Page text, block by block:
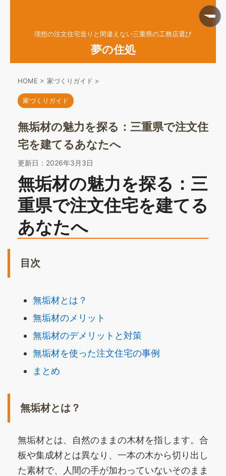
理想の注文住宅造りと間違えない三重県の工務店選び
夢の住処
HOME > 家づくりガイド >
家づくりガイド
無垢材の魅力を探る：三重県で注文住
宅を建てるあなたへ
更新日： 2026年3月3日
無垢材の魅力を探る：三
重県で注文住宅を建てる
あなたへ
目次
無垢材とは？
無垢材のメリット
無垢材のデメリットと対策
無垢材を使った注文住宅の事例
まとめ
無垢材とは？
無垢材とは、自然のままの木材を指します。合
板や集成材とは異なり、一本の木から切り出し
た素材で、人間の手が加わっていないそのまま